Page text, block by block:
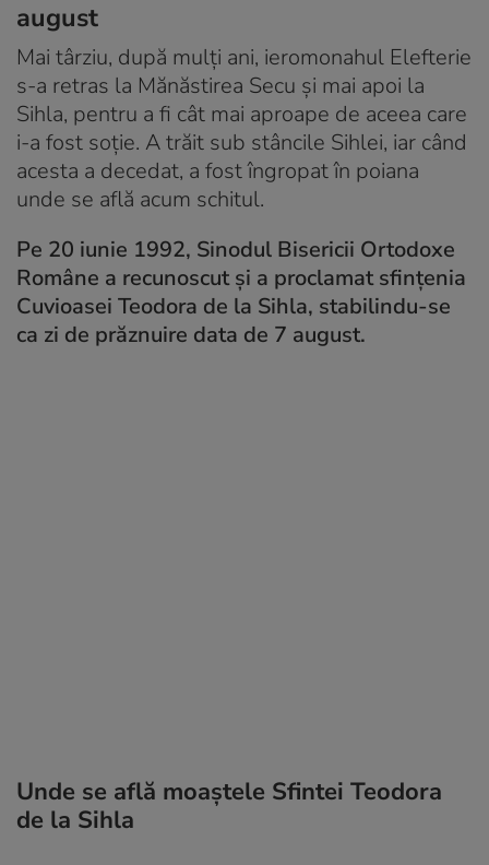
august
Mai târziu, după mulți ani, ieromonahul Elefterie
s-a retras la Mănăstirea Secu și mai apoi la
Sihla, pentru a fi cât mai aproape de aceea care
i-a fost soție. A trăit sub stâncile Sihlei, iar când
acesta a decedat, a fost îngropat în poiana
unde se află acum schitul.
Pe 20 iunie 1992, Sinodul Bisericii Ortodoxe
Române a recunoscut și a proclamat sfințenia
Cuvioasei Teodora de la Sihla, stabilindu-se
ca zi de prăznuire data de 7 august.
Unde se află moaştele Sfintei Teodora
de la Sihla